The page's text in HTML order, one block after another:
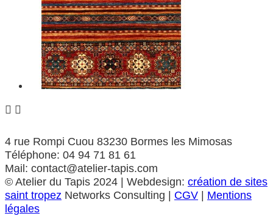
 
4 rue Rompi Cuou 83230 Bormes les Mimosas
Téléphone: 04 94 71 81 61
Mail: contact@atelier-tapis.com
© Atelier du Tapis 2024 | Webdesign: création de sites
saint tropez Networks Consulting | CGV
Mentions
légales